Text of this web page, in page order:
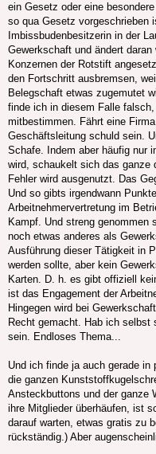
ein Gesetz oder eine
so qua Gesetz vorgeschrieben
Imbissbudenbesitzerin in der
Gewerkschaft und ändert
Konzernen der Rotstift
den Fortschritt ausbremsen,
Belegschaft etwas zugemutet
finde ich in diesem Falle
mitbestimmen. Fährt eine
Geschäftsleitung schuld sein.
Schafe. Indem aber häufig nur
wird, schaukelt sich das ganze
Fehler wird ausgenutzt. Das
Und so gibts irgendwann
Arbeitnehmervertretung im
Kampf. Und streng genommen
noch etwas anderes als
Ausführung dieser Tätigkeit in
werden sollte, aber kein
Karten. D. h. es gibt offiziell
ist das Engagement der
Hingegen wird bei
Recht gemacht. Hab ich
sein. Endloses Thema...
Und ich finde ja auch gerade
die ganzen
Ansteckbuttons und der ganze
ihre Mitglieder überhäufen, ist
darauf warten, etwas gratis zu
rückständig.) Aber